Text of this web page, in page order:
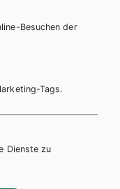
Besuchen der
Tags.
Dienste zu